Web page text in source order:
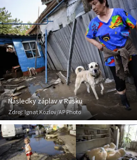
Následky záplav v Rusku
Zdroj:Ignat Kozlov/AP Photo